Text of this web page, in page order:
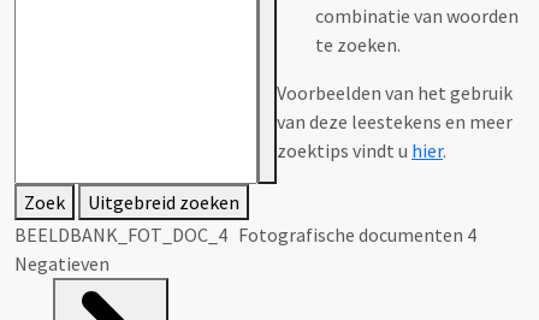
combinatie van woorden
te zoeken.
Voorbeelden van het gebruik
van deze leestekens en meer
zoektips vindt u hier.
Zoek
Uitgebreid zoeken
BEELDBANK_FOT_DOC_4 Fotografische documenten 4
Negatieven